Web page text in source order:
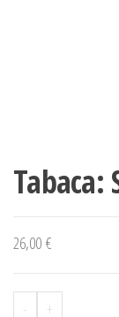
Tabaca:
26,00 €
- +